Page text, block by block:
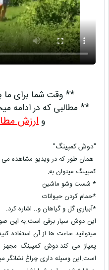
** وقت شما برای ما
** مطالبی که در ادامه
و ارزش
"دوش کمپینگ"
همان طور که در ویدیو مشاهده می
کمپینگ میتوان به:
* شست وشو ماشین
*حمام کردن حیوانات
*آبیاری گل و گیاهان و.. اشاره کرد.
این دوش سیار برقی است.به این
میتوانید ساعت ها از آن استفاده
پمپاژ می کند.دوش کمپینگ مجهز
است.این وسیله داری چراغ نشانگر